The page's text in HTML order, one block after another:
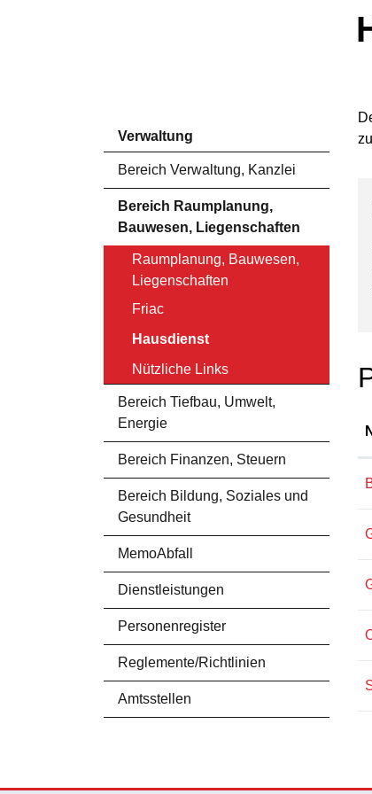
Verwaltung
Bereich Verwaltung, Kanzlei
Bereich Raumplanung,
Bauwesen, Liegenschaften
Raumplanung, Bauwesen,
Liegenschaften
Friac
Hausdienst
(ausgewählt)
Nützliche Links
Bereich Tiefbau, Umwelt,
Energie
Bereich Finanzen, Steuern
Bereich Bildung, Soziales und
Gesundheit
MemoAbfall
Dienstleistungen
Personenregister
Reglemente/Richtlinien
Amtsstellen